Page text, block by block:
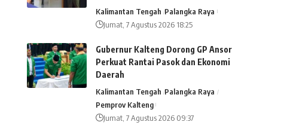
Kalimantan Tengah Palangka Raya
Jumat, 7 Agustus 2026 18:25
Gubernur Kalteng Dorong GP Ansor
Perkuat Rantai Pasok dan Ekonomi
Daerah
Kalimantan Tengah Palangka Raya
Pemprov Kalteng
Jumat, 7 Agustus 2026 09:37